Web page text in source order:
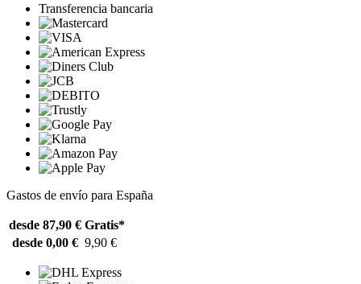
Transferencia bancaria
Gastos de envío para España
desde 87,90 € Gratis*
desde 0,00 € 9,90 €